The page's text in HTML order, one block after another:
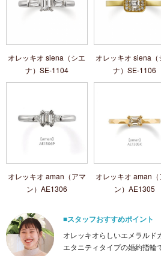
オレッキオ siena（シエ
ナ）SE‐1104
オレッキオ siena（
ナ）SE‐1106
オレッキオ aman（アマ
ン）AE1306
オレッキオ aman（
ン）AE1305
■スタッフおすすめポイント
オレッキオらしいエメラルド
エタニティタイプの婚約指輪